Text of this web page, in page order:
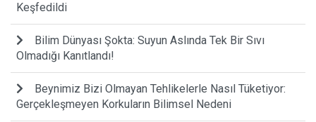
Keşfedildi
Bilim Dünyası Şokta: Suyun Aslında Tek Bir Sıvı
Olmadığı Kanıtlandı!
Beynimiz Bizi Olmayan Tehlikelerle Nasıl Tüketiyor:
Gerçekleşmeyen Korkuların Bilimsel Nedeni